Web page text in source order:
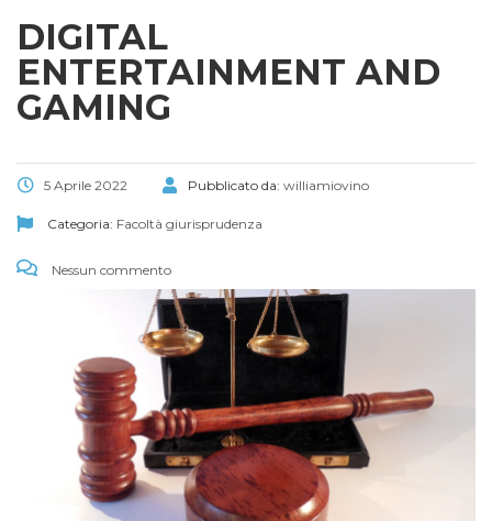
DIGITAL
ENTERTAINMENT AND
GAMING
5 Aprile 2022 Pubblicato da: williamiovino
Categoria: Facoltà giurisprudenza
Nessun commento